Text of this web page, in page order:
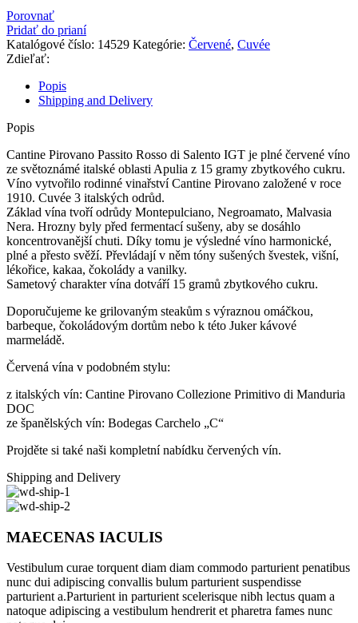
Porovnať
Pridať do prianí
Katalógové číslo: 14529 Kategórie: Červené, Cuvée
Zdieľať:
Popis
Shipping and Delivery
Popis
Cantine Pirovano Passito Rosso di Salento IGT je plné červené víno
ze světoznámé italské oblasti Apulia z 15 gramy zbytkového cukru.
Víno vytvořilo rodinné vinařství Cantine Pirovano založené v roce
1910. Cuvée 3 italských odrůd.
Základ vína tvoří odrůdy Montepulciano, Negroamato, Malvasia
Nera. Hrozny byly před fermentací sušeny, aby se dosáhlo
koncentrovanější chuti. Díky tomu je výsledné víno harmonické,
plné a přesto svěží. Převládají v něm tóny sušených švestek, višní,
lékořice, kakaa, čokolády a vanilky.
Sametový charakter vína dotváří 15 gramů zbytkového cukru.
Doporučujeme ke grilovaným steakům s výraznou omáčkou,
barbeque, čokoládovým dortům nebo k této Juker kávové
marmeládě.
Červená vína v podobném stylu:
z italských vín: Cantine Pirovano Collezione Primitivo di Manduria
DOC
ze španělských vín: Bodegas Carchelo „C“
Projděte si také naši kompletní nabídku červených vín.
Shipping and Delivery
MAECENAS IACULIS
Vestibulum curae torquent diam diam commodo parturient penatibus
nunc dui adipiscing convallis bulum parturient suspendisse
parturient a.Parturient in parturient scelerisque nibh lectus quam a
natoque adipiscing a vestibulum hendrerit et pharetra fames nunc